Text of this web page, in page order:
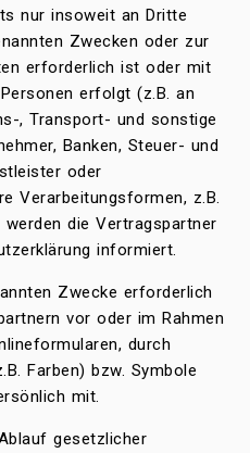
nur insoweit an Dritte
Zwecken oder zur
erforderlich ist oder mit
erfolgt (z.B. an
, Transport- und sonstige
Banken, Steuer- und
oder
Verarbeitungsformen, z.B.
die Vertragspartner
informiert.
Zwecke erforderlich
vor oder im Rahmen
durch
Farben) bzw. Symbole
mit.
gesetzlicher